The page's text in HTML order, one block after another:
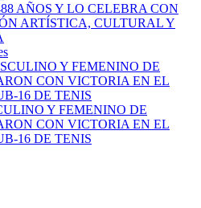
AÑOS Y LO CELEBRA CON
ARTÍSTICA, CULTURAL Y
Y FEMENINO DE
CON VICTORIA EN EL
16 DE TENIS